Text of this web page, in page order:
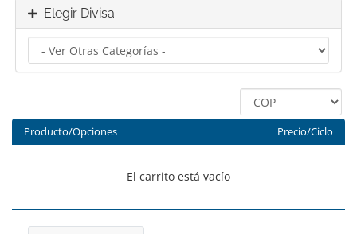
Elegir Divisa
Producto/Opciones Precio/Ciclo
El carrito está vacío